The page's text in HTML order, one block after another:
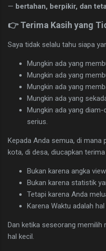
— bertahan, berpikir, dan
👉 Terima Kasih yang
Saya tidak selalu tahu siapa
Mungkin ada yang
Mungkin ada yang
Mungkin ada yang
Mungkin ada yang
Mungkin ada yang
serius.
Kepada Anda semua, di mana
kota, di desa, diucapkan terima
Bukan karena angka
Bukan karena statistik
Tetapi karena Anda
Karena Waktu adalah
Dan ketika seseorang memilih
hal kecil.